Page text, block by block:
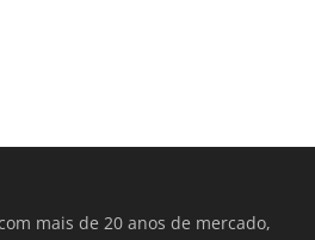
mais de 20 anos de mercado,